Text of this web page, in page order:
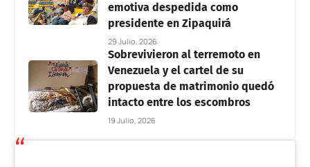
emotiva despedida como
presidente en Zipaquirá
29 Julio, 2026
Sobrevivieron al terremoto en
Venezuela y el cartel de su
propuesta de matrimonio quedó
intacto entre los escombros
19 Julio, 2026